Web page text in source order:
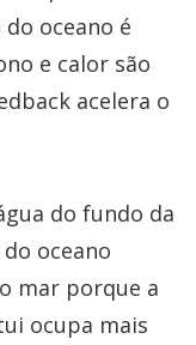
oceano é
e calor são
acelera o
do fundo da
oceano
mar porque a
ocupa mais